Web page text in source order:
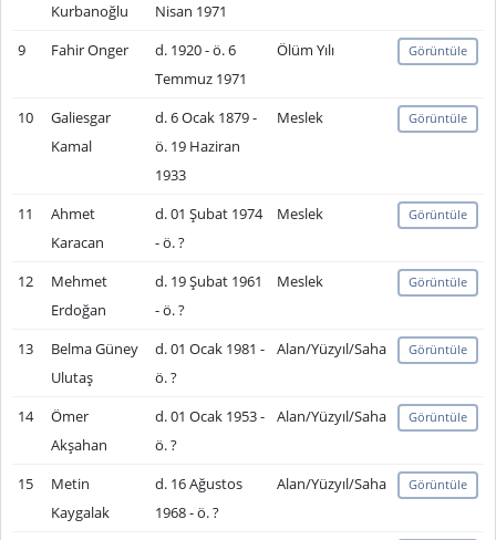
Kurbanoğlu
Nisan 1971
9 Fahir Onger
d. 1920 - ö. 6
Temmuz 1971
Ölüm Yılı Görüntüle
10
Galiesgar
Kamal
d. 6 Ocak 1879 -
ö. 19 Haziran
1933
Meslek Görüntüle
11
Ahmet
Karacan
d. 01 Şubat 1974
- ö. ?
Meslek Görüntüle
12
Mehmet
Erdoğan
d. 19 Şubat 1961
- ö. ?
Meslek Görüntüle
13
Belma Güney
Ulutaş
d. 01 Ocak 1981 -
ö. ?
Alan/Yüzyıl/Saha Görüntüle
14
Ömer
Akşahan
d. 01 Ocak 1953 -
ö. ?
Alan/Yüzyıl/Saha Görüntüle
15
Metin
Kaygalak
d. 16 Ağustos
1968 - ö. ?
Alan/Yüzyıl/Saha Görüntüle